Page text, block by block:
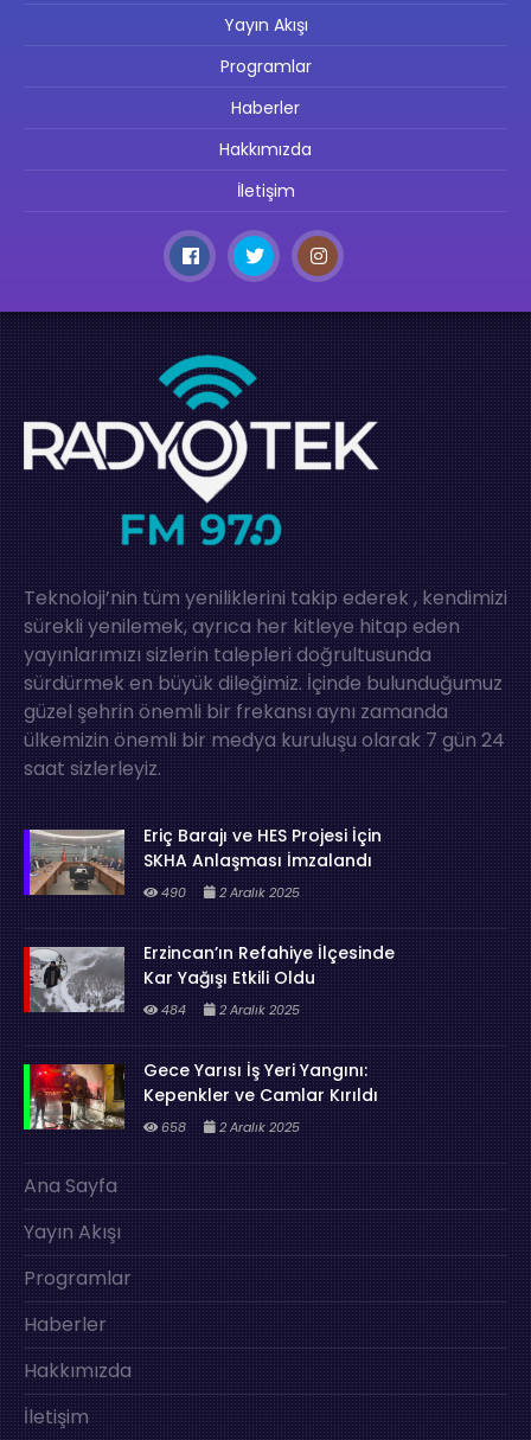
Yayın Akışı
Programlar
Haberler
Hakkımızda
İletişim
Teknoloji’nin tüm yeniliklerini takip ederek , kendimizi
sürekli yenilemek, ayrıca her kitleye hitap eden
yayınlarımızı sizlerin talepleri doğrultusunda
sürdürmek en büyük dileğimiz. İçinde bulunduğumuz
güzel şehrin önemli bir frekansı aynı zamanda
ülkemizin önemli bir medya kuruluşu olarak 7 gün 24
saat sizlerleyiz.
Eriç Barajı ve HES Projesi İçin
SKHA Anlaşması İmzalandı
490 2 Aralık 2025
Erzincan’ın Refahiye İlçesinde
Kar Yağışı Etkili Oldu
484 2 Aralık 2025
Gece Yarısı İş Yeri Yangını:
Kepenkler ve Camlar Kırıldı
658 2 Aralık 2025
Ana Sayfa
Yayın Akışı
Programlar
Haberler
Hakkımızda
İletişim